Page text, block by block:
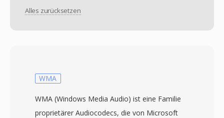
Alles zurücksetzen
WMA
WMA (Windows Media Audio) ist eine Familie
proprietärer Audiocodecs, die von Microsoft